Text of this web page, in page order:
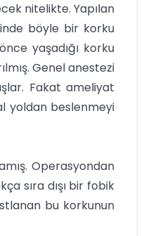
nitelikte. Yapılan
böyle bir korku
yaşadığı korku
Genel anestezi
Fakat ameliyat
yoldan beslenmeyi
Operasyondan
sıra dışı bir fobik
bu korkunun